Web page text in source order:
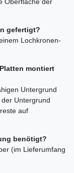
gefertigt?
Lochkronen-
montiert
Untergrund
Untergrund
auf
benötigt?
(im Lieferumfang